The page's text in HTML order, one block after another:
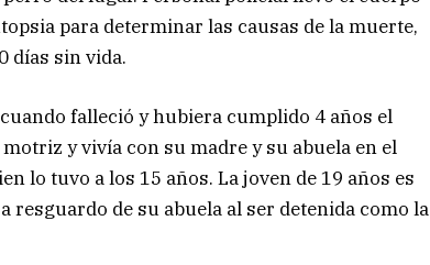
para determinar las causas de la muerte,
días sin vida.
falleció y hubiera cumplido 4 años el
y vivía con su madre y su abuela en el
lo tuvo a los 15 años. La joven de 19 años es
resguardo de su abuela al ser detenida como la